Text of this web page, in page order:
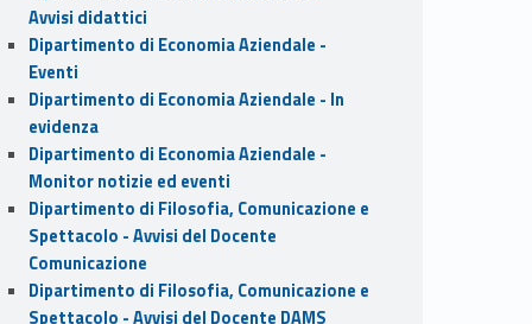
Avvisi didattici
Dipartimento di Economia Aziendale -
Eventi
Dipartimento di Economia Aziendale - In
evidenza
Dipartimento di Economia Aziendale -
Monitor notizie ed eventi
Dipartimento di Filosofia, Comunicazione e
Spettacolo - Avvisi del Docente
Comunicazione
Dipartimento di Filosofia, Comunicazione e
Spettacolo - Avvisi del Docente DAMS